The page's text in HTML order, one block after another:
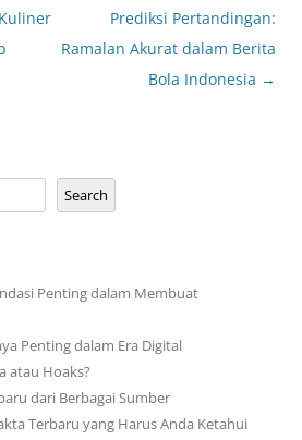
Prediksi Pertandingan:
Ramalan Akurat dalam Berita
Bola Indonesia →
Search
Penting dalam Membuat
Penting dalam Era Digital
atau Hoaks?
dari Berbagai Sumber
Terbaru yang Harus Anda Ketahui